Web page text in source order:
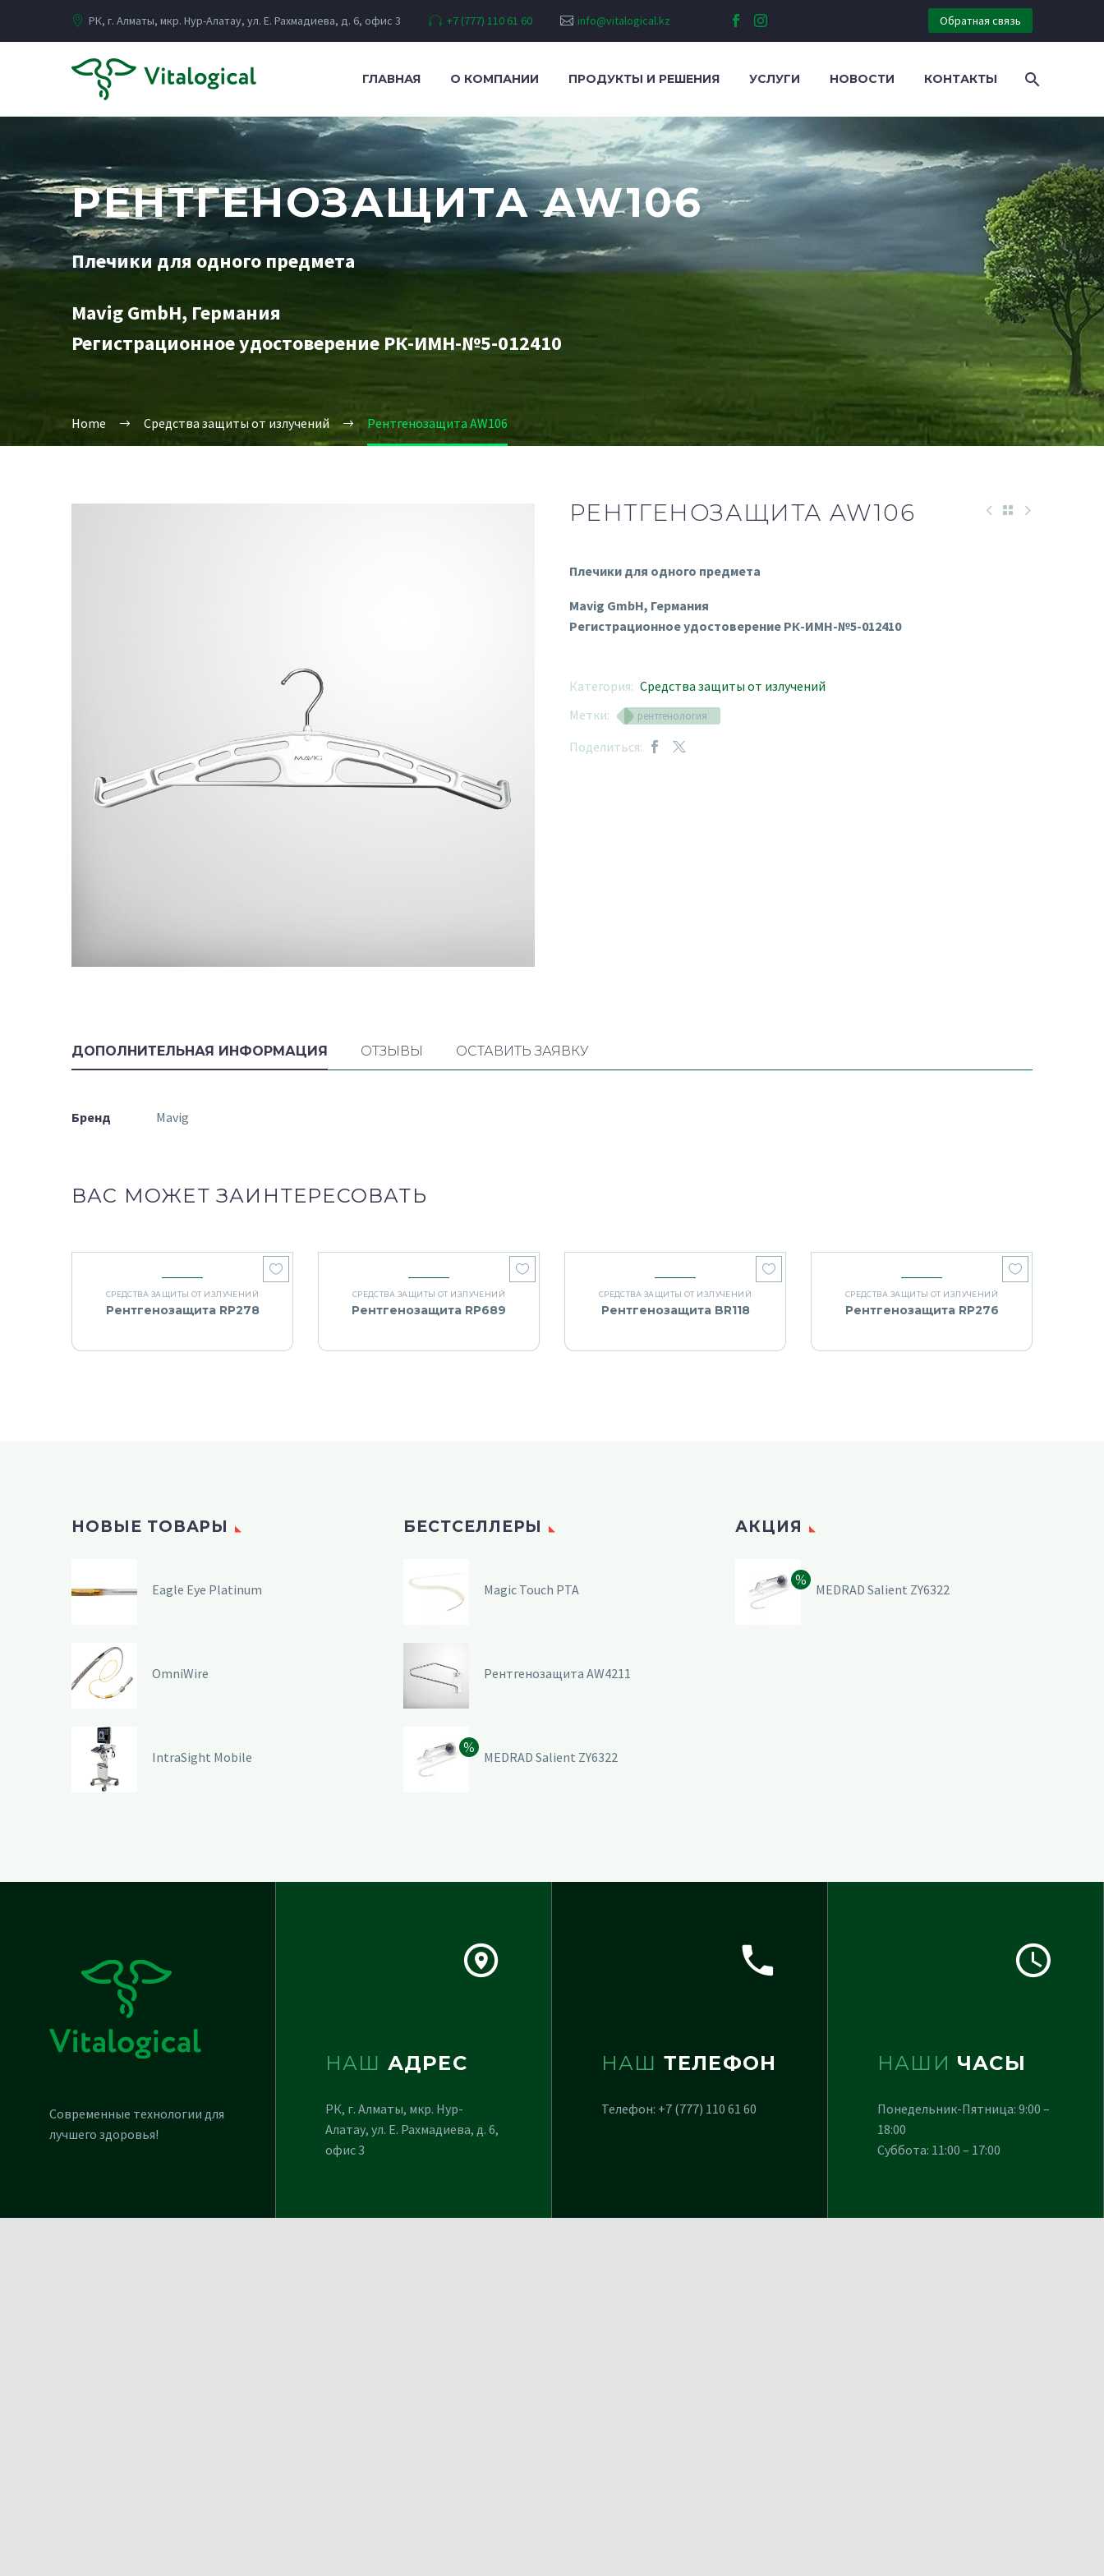
РК, г. Алматы, мкр. Нур-Алатау, ул. Е. Рахмадиева, д. 6, офис 3 +7 (777) 110 61 60 info@vitalogical.kz Обратная связь
ГЛАВНАЯ О КОМПАНИИ ПРОДУКТЫ И РЕШЕНИЯ УСЛУГИ НОВОСТИ КОНТАКТЫ
РЕНТГЕНОЗАЩИТА AW106
Плечики для одного предмета
Mavig GmbH, Германия
Регистрационное удостоверение РК-ИМН-№5-012410
Home Средства защиты от излучений Рентгенозащита AW106
РЕНТГЕНОЗАЩИТА AW106
Плечики для одного предмета
Mavig GmbH, Германия
Регистрационное удостоверение РК-ИМН-№5-012410
Категория: Средства защиты от излучений
Метки:
рентгенология
Поделиться:
ДОПОЛНИТЕЛЬНАЯ ИНФОРМАЦИЯ ОТЗЫВЫ ОСТАВИТЬ ЗАЯВКУ
Бренд Mavig
ВАС МОЖЕТ ЗАИНТЕРЕСОВАТЬ
СРЕДСТВА ЗАЩИТЫ ОТ ИЗЛУЧЕНИЙ
Рентгенозащита RP278
СРЕДСТВА ЗАЩИТЫ ОТ ИЗЛУЧЕНИЙ
Рентгенозащита RP689
СРЕДСТВА ЗАЩИТЫ ОТ ИЗЛУЧЕНИЙ
Рентгенозащита BR118
СРЕДСТВА ЗАЩИТЫ ОТ ИЗЛУЧЕНИЙ
Рентгенозащита RP276
НОВЫЕ ТОВАРЫ
Eagle Eye Platinum
OmniWire
IntraSight Mobile
БЕСТСЕЛЛЕРЫ
Magic Touch PTA
Рентгенозащита AW4211
MEDRAD Salient ZY6322
АКЦИЯ
MEDRAD Salient ZY6322
Современные технологии для
лучшего здоровья!
НАШ АДРЕС
РК, г. Алматы, мкр. Нур-
Алатау, ул. Е. Рахмадиева, д. 6,
офис 3
НАШ ТЕЛЕФОН
Телефон: +7 (777) 110 61 60
НАШИ ЧАСЫ
Понедельник-Пятница: 9:00 –
18:00
Суббота: 11:00 – 17:00